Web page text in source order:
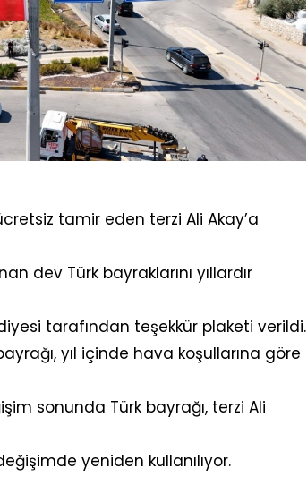
tamir eden terzi Ali Akay’a
dev Türk bayraklarını yıllardır
tarafından teşekkür plaketi verildi.
yıl içinde hava koşullarına göre
sonunda Türk bayrağı, terzi Ali
yeniden kullanılıyor.